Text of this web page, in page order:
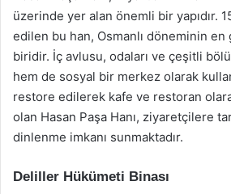
üzerinde yer alan önemli bir yapıdır.
edilen bu han, Osmanlı döneminin
biridir. İç avlusu, odaları ve çeşitli
hem de sosyal bir merkez olarak
restore edilerek kafe ve restoran
olan Hasan Paşa Hanı, ziyaretçilere
dinlenme imkanı sunmaktadır.
Deliller Hükümeti Binası